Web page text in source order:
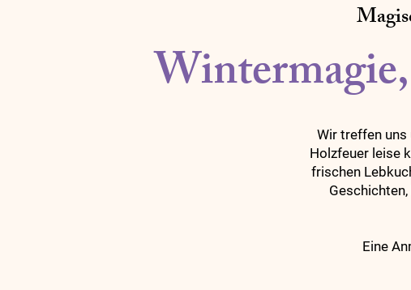
Wir treffen uns
Holzfeuer leise
frischen
Eine